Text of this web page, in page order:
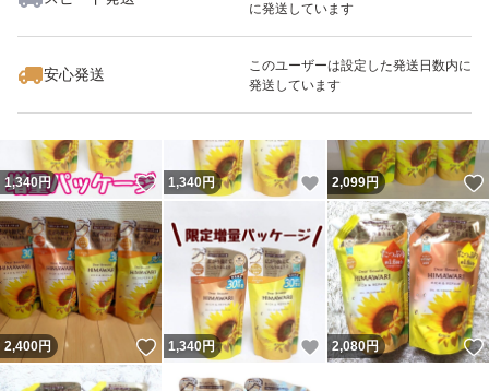
に発送しています
安心発送
このユーザーは設定した発送日数内に
発送しています
いいね！
1,340
1,340円 いいね！
1,340円 いいね！
2,099円
2,400円 いいね！
1,340円 いいね！
2,080円